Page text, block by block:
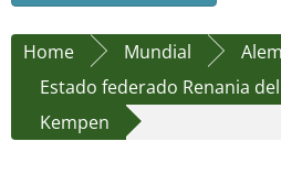
Home Mundial
Estado federado Renania
Kempen